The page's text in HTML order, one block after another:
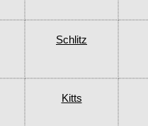
Schlitz
Kitts